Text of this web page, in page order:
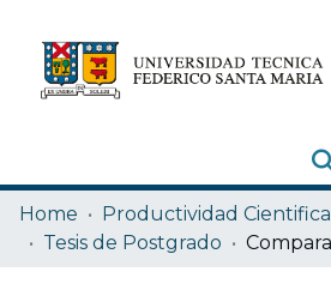
Research Outputs
Statistics
Home
Productividad Cientifica
Tesis de Postgrado